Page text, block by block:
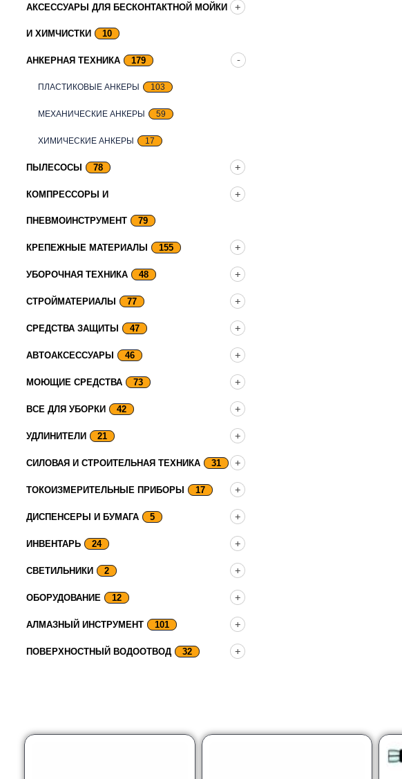
АКСЕССУАРЫ ДЛЯ БЕСКОНТАКТНОЙ МОЙКИ
И ХИМЧИСТКИ 10
АНКЕРНАЯ ТЕХНИКА 179
ПЛАСТИКОВЫЕ АНКЕРЫ 103
МЕХАНИЧЕСКИЕ АНКЕРЫ 59
ХИМИЧЕСКИЕ АНКЕРЫ 17
ПЫЛЕСОСЫ 78
КОМПРЕССОРЫ И
ПНЕВМОИНСТРУМЕНТ 79
КРЕПЕЖНЫЕ МАТЕРИАЛЫ 155
УБОРОЧНАЯ ТЕХНИКА 48
СТРОЙМАТЕРИАЛЫ 77
СРЕДСТВА ЗАЩИТЫ 47
АВТОАКСЕССУАРЫ 46
МОЮЩИЕ СРЕДСТВА 73
ВСЕ ДЛЯ УБОРКИ 42
УДЛИНИТЕЛИ 21
СИЛОВАЯ И СТРОИТЕЛЬНАЯ ТЕХНИКА 31
ТОКОИЗМЕРИТЕЛЬНЫЕ ПРИБОРЫ 17
ДИСПЕНСЕРЫ И БУМАГА 5
ИНВЕНТАРЬ 24
СВЕТИЛЬНИКИ 2
ОБОРУДОВАНИЕ 12
АЛМАЗНЫЙ ИНСТРУМЕНТ 101
ПОВЕРХНОСТНЫЙ ВОДООТВОД 32